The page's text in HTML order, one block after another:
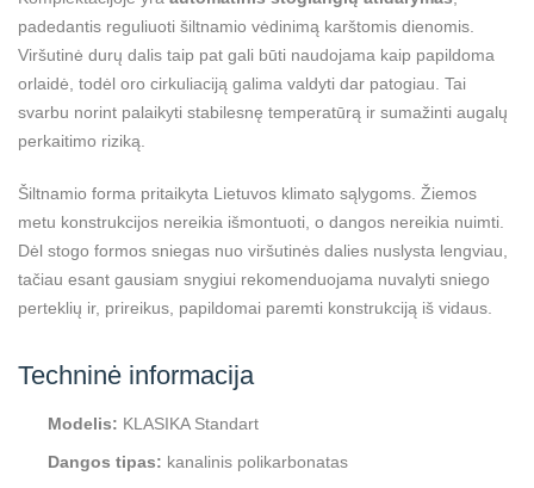
padedantis reguliuoti šiltnamio vėdinimą karštomis dienomis.
Viršutinė durų dalis taip pat gali būti naudojama kaip papildoma
orlaidė, todėl oro cirkuliaciją galima valdyti dar patogiau. Tai
svarbu norint palaikyti stabilesnę temperatūrą ir sumažinti augalų
perkaitimo riziką.
Šiltnamio forma pritaikyta Lietuvos klimato sąlygoms. Žiemos
metu konstrukcijos nereikia išmontuoti, o dangos nereikia nuimti.
Dėl stogo formos sniegas nuo viršutinės dalies nuslysta lengviau,
tačiau esant gausiam snygiui rekomenduojama nuvalyti sniego
perteklių ir, prireikus, papildomai paremti konstrukciją iš vidaus.
Techninė informacija
Modelis: KLASIKA Standart
Dangos tipas: kanalinis polikarbonatas